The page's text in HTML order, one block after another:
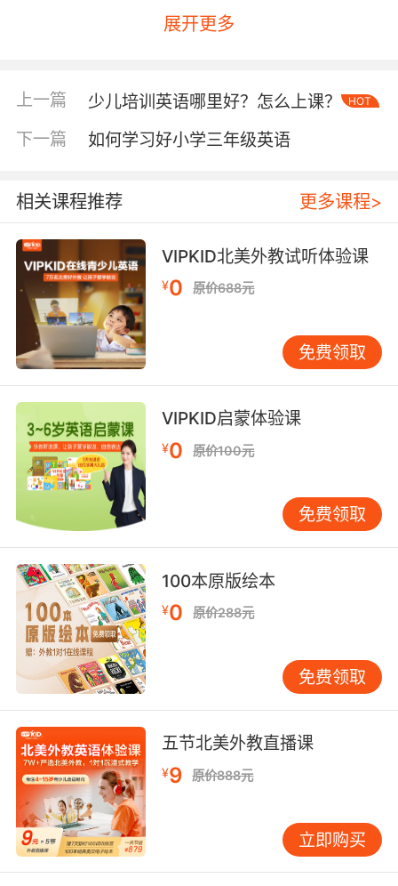
如何学习少儿英语单词更有效之语境记忆法
解英语单词的时候，大家可以利用“环境因素”的
“暗示”来进行记忆，这种抽象的理解和记忆就算
是只记住了单词，但是在特定的环境中你也会知
单词的用法。
比如词组“get away”是离开、滚开的意思，而词
组“get through”是到达、打通的意思，当你的大
脑中有对这些单词的理解时，别人突然问起你不
一定可以想起来，但是在相应的语境中对单词理
高了。
如何学习少儿英语单词更有效之字母组合变化记
也就是以英语中的某个单词为主，加上、减去或
者是调换其中一个字母，就会变化成一个新的单
词。这样大家只需要记住一个单词就可以记住其
他的，那么想起一个单词也会想到其他很多的单
词。
近）、read（读书）-bread（面包）”，后面加
字母的有“you（你的）-your（你的/你们的）”，
中间加字母的有“though（即使）-through（通
过）”，减少字母的有“she（她）-he（他），
close（关闭）-lose（丢失）”，更换字母的有
“book（书本）-look（看），cake（烘焙）-
展开更多
上一篇 少儿培训英语哪里好？怎么上课？ HOT
下一篇 如何学习好小学三年级英语
相关课程推荐 更多课程>
VIPKID北美外教试听体验课
¥0 原价688元
免费领取
VIPKID启蒙体验课
¥0 原价100元
免费领取
100本原版绘本
¥0 原价288元
免费领取
五节北美外教直播课
¥9 原价888元
立即购买